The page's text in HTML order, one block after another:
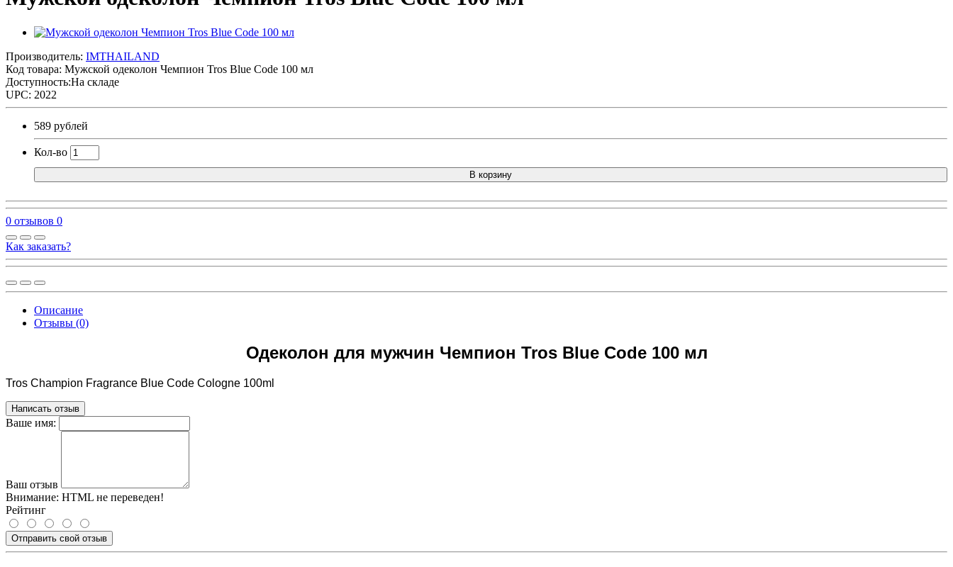
Производитель: IMTHAILAND
Код товара: Мужской одеколон Чемпион Tros Blue Code 100 мл
Доступность:На складе
UPC: 2022
589 рублей
Кол-во
В корзину
0 отзывов 0
Как заказать?
Описание
Отзывы (0)
Одеколон для мужчин Чемпион Tros Blue Code 100 мл
Tros Champion Fragrance Blue Code Cologne 100ml
Написать отзыв
Ваше имя:
Ваш отзыв
Внимание: HTML не переведен!
Рейтинг
Отправить свой отзыв